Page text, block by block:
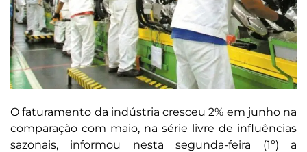
O faturamento da indústria cresceu 2% em junho na
comparação com maio, na série livre de influências
sazonais, informou nesta segunda-feira (1º) a